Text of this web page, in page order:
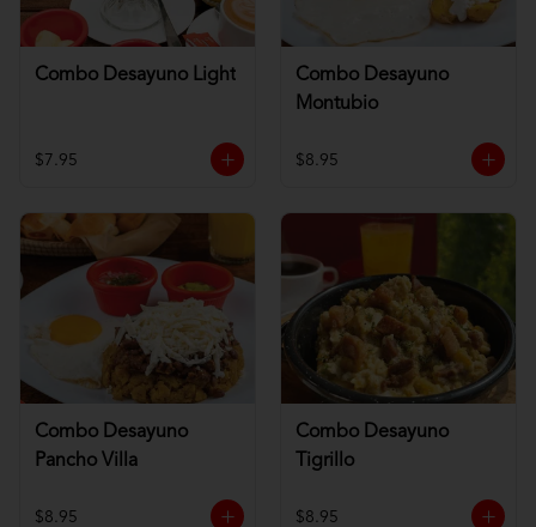
Combo Desayuno Light
$7.95
Combo Desayuno
Montubio
$8.95
Combo Desayuno
Pancho Villa
$8.95
Combo Desayuno
Tigrillo
$8.95